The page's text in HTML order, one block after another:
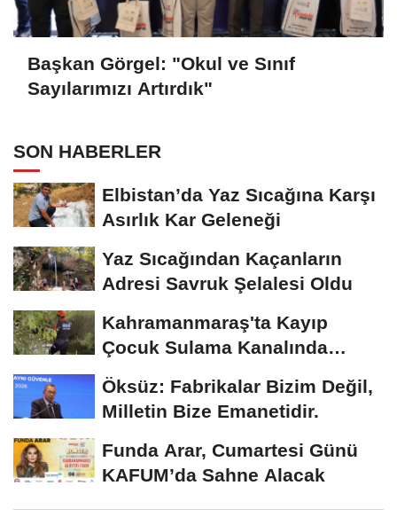
Başkan Görgel: "Okul ve Sınıf
Sayılarımızı Artırdık"
SON HABERLER
Elbistan’da Yaz Sıcağına Karşı
Asırlık Kar Geleneği
Yaz Sıcağından Kaçanların
Adresi Savruk Şelalesi Oldu
Kahramanmaraş'ta Kayıp
Çocuk Sulama Kanalında
Bulundu
Öksüz: Fabrikalar Bizim Değil,
Milletin Bize Emanetidir.
Funda Arar, Cumartesi Günü
KAFUM’da Sahne Alacak